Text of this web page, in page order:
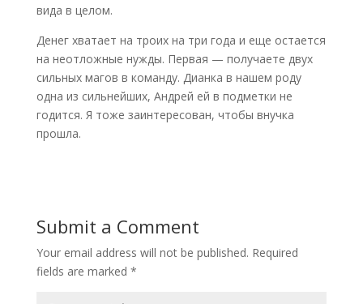
вида в целом.
Денег хватает на троих на три года и еще остается
на неотложные нужды. Первая — получаете двух
сильных магов в команду. Дианка в нашем роду
одна из сильнейших, Андрей ей в подметки не
годится. Я тоже заинтересован, чтобы внучка
прошла.
Submit a Comment
Your email address will not be published. Required
fields are marked *